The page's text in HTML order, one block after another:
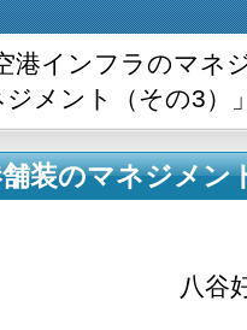
港インフラのマネ
ジメント（その3）
舗装のマネジメ
八谷